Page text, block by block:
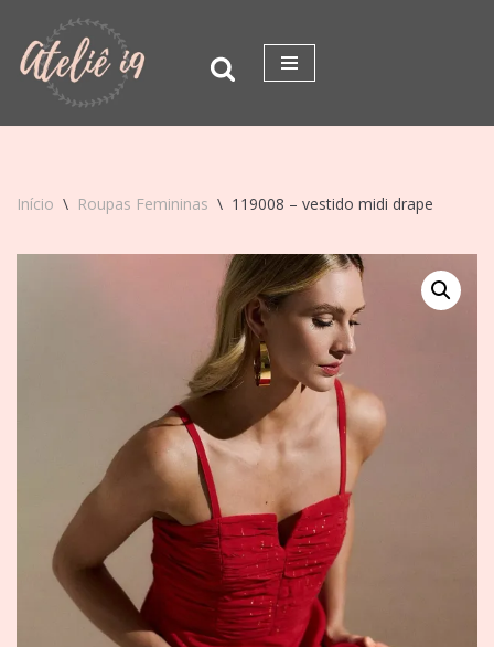
Pular
para
Início \ Roupas Femininas \ 119008 – vestido midi drape